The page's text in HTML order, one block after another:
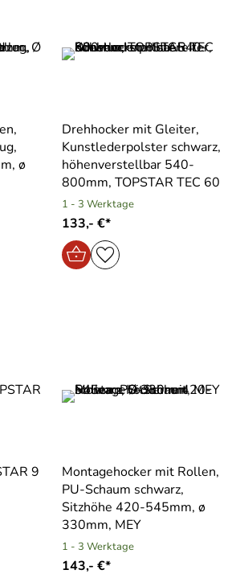
ø
Drehhocker mit Gleiter,
Kunstlederpolster schwarz,
höhenverstellbar 540-
800mm, TOPSTAR TEC 60
1 - 3 Werktage
133,- €*
9
Montagehocker mit Rollen,
PU-Schaum schwarz,
Sitzhöhe 420-545mm, ø
330mm, MEY
1 - 3 Werktage
143,- €*